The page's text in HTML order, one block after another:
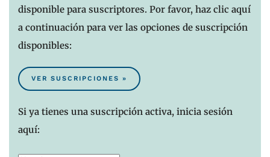
disponible para suscriptores. Por favor, haz clic aquí
a continuación para ver las opciones de suscripción
disponibles:
VER SUSCRIPCIONES »
Si ya tienes una suscripción activa, inicia sesión
aquí: